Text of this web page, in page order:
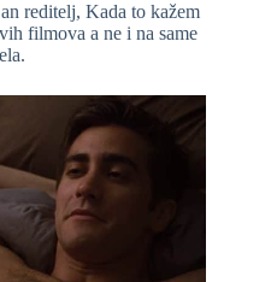
reditelj, Kada to kažem
filmova a ne i na same